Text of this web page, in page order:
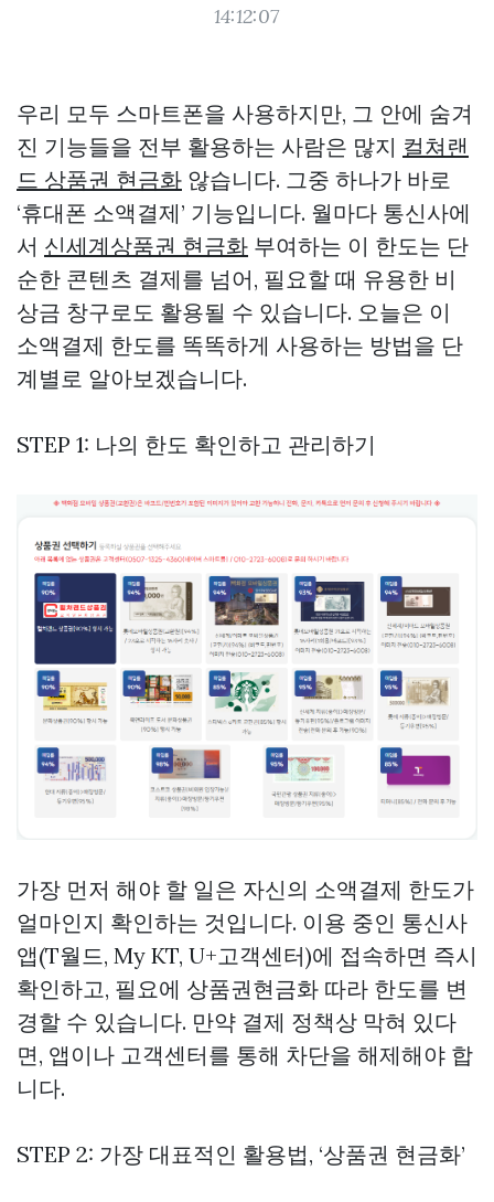
14:12:07
우리 모두 스마트폰을 사용하지만, 그 안에 숨겨
진 기능들을 전부 활용하는 사람은 많지 컬쳐랜
드 상품권 현금화 않습니다. 그중 하나가 바로
‘휴대폰 소액결제’ 기능입니다. 월마다 통신사에
서 신세계상품권 현금화 부여하는 이 한도는 단
순한 콘텐츠 결제를 넘어, 필요할 때 유용한 비
상금 창구로도 활용될 수 있습니다. 오늘은 이
소액결제 한도를 똑똑하게 사용하는 방법을 단
계별로 알아보겠습니다.
STEP 1: 나의 한도 확인하고 관리하기
가장 먼저 해야 할 일은 자신의 소액결제 한도가
얼마인지 확인하는 것입니다. 이용 중인 통신사
앱(T월드, My KT, U+고객센터)에 접속하면 즉시
확인하고, 필요에 상품권현금화 따라 한도를 변
경할 수 있습니다. 만약 결제 정책상 막혀 있다
면, 앱이나 고객센터를 통해 차단을 해제해야 합
니다.
STEP 2: 가장 대표적인 활용법, ‘상품권 현금화’